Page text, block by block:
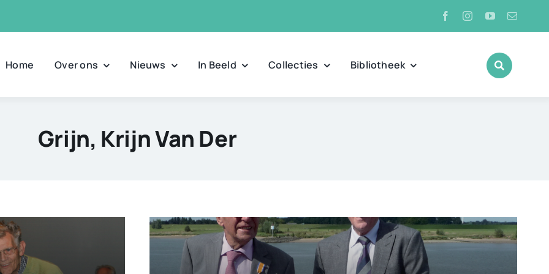
Home Over ons Nieuws In Beeld Collecties Bibliotheek
Grijn, Krijn Van Der